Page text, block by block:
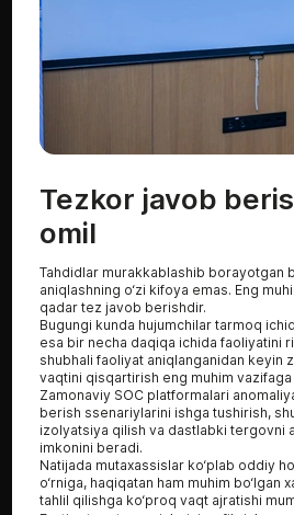
Tezkor javob
omil
Tahdidlar murakkablashib borayotgan
aniqlashning o‘zi kifoya emas. Eng
qadar tez javob berishdir.
Bugungi kunda hujumchilar tarmoq
esa bir necha daqiqa ichida faoliyatini
shubhali faoliyat aniqlanganidan keyin
vaqtini qisqartirish eng muhim vazifaga
Zamonaviy SOC platformalari
berish ssenariylarini ishga tushirish,
izolyatsiya qilish va dastlabki tergovni
imkonini beradi.
Natijada mutaxassislar ko‘plab oddiy
o‘rniga, haqiqatan ham muhim bo‘lgan
tahlil qilishga ko‘proq vaqt ajratishi